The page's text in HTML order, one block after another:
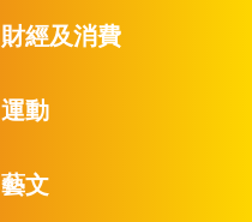
財經及消費
運動
藝文